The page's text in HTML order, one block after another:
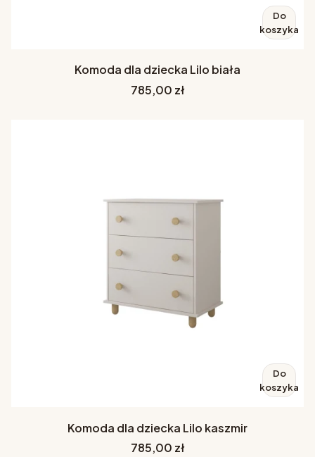
Do
koszyka
Komoda dla dziecka Lilo biała
Cena
785,00 zł
Do
koszyka
Komoda dla dziecka Lilo kaszmir
Cena
785,00 zł